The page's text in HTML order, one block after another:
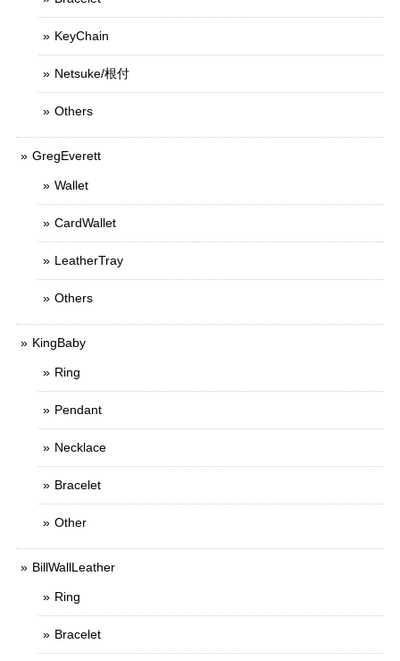
KeyChain
Netsuke/根付
Others
GregEverett
Wallet
CardWallet
LeatherTray
Others
KingBaby
Ring
Pendant
Necklace
Bracelet
Other
BillWallLeather
Ring
Bracelet